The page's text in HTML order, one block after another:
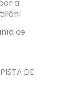
a
de
DE